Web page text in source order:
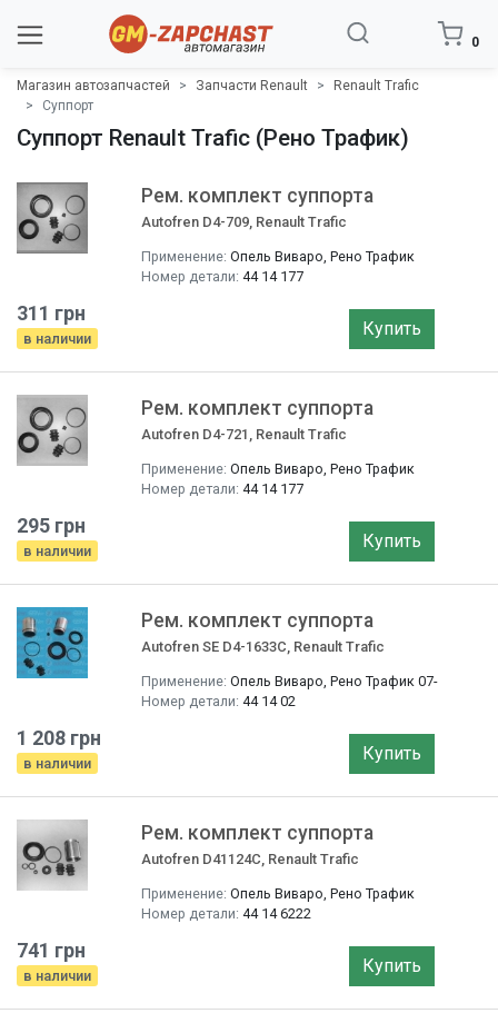
0
Магазин автозапчастей Запчасти Renault
Renault Trafic
Cуппорт
Cуппорт Renault Trafic (Рено Трафик)
Рем. комплект суппорта
Autofren D4-709, Renault Trafic
Применение: Опель Виваро, Рено Трафик
Номер детали: 44 14 177
311 грн
в наличии Купить
Рем. комплект суппорта
Autofren D4-721, Renault Trafic
Применение: Опель Виваро, Рено Трафик
Номер детали: 44 14 177
295 грн
в наличии Купить
Рем. комплект суппорта
Autofren SE D4-1633C, Renault Trafic
Применение: Опель Виваро, Рено Трафик 07-
Номер детали: 44 14 02
1 208 грн
в наличии Купить
Рем. комплект суппорта
Autofren D41124C, Renault Trafic
Применение: Опель Виваро, Рено Трафик
Номер детали: 44 14 6222
741 грн
в наличии Купить